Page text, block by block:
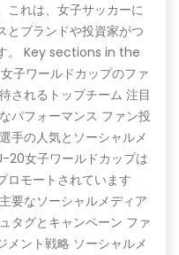
これは、女子サッカーに
とブランドや投資家がつ
。 Key sections in the
子ワールドカップのファ
されるトップチーム 注目
パフォーマンス ファン投
手の人気とソーシャルメ
20女子ワールドカップは
ロモートされています
要なソーシャルメディア
タグとキャンペーン ファ
メント戦略 ソーシャルメ